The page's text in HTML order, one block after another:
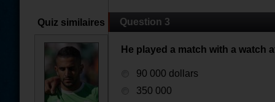
Quiz similaires Question 3
He played a match with a watch
90 000 dollars
350 000